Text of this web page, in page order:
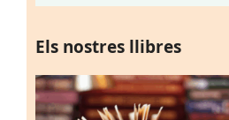
Els nostres llibres